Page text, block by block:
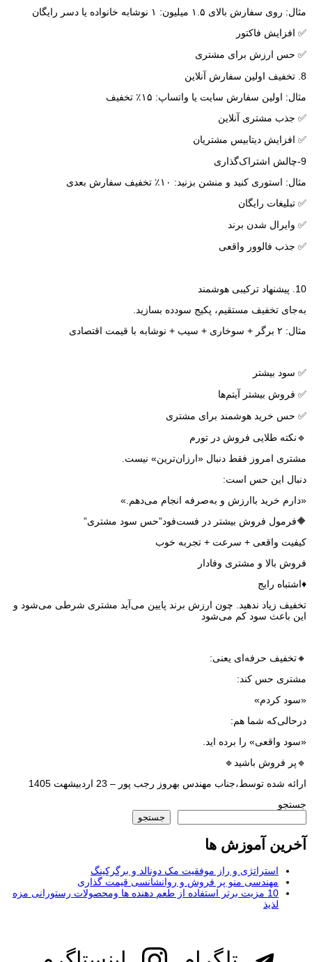
مثال: روی سفارش بالای ۱.۵ میلیون: ۱ نوشابه خانواده یا دسر رایگان
✅ افزایش فاکتور
✅ حس ارزش برای مشتری
8. تخفیف اولین سفارش آنلاین
مثال: اولین سفارش سایت یا واتساپ: ۱۵٪ تخفیف
✅ جذب مشتری آنلاین
✅ افزایش دیتابیس مشتریان
9-چالش اشتراک‌گذاری
مثال: استوری کنید و منشن بزنید: ۱۰٪ تخفیف سفارش بعدی
✅ تبلیغات رایگان
✅ وایرال شدن برند
✅ جذب فالوور واقعی
10. پیشنهاد ترکیبی هوشمند
به‌جای تخفیف مستقیم، پکیج سودده بسازید.
مثال: ۲ برگر + سوخاری + سیب + نوشابه با قیمت اقتصادی
✅ سود بیشتر
✅ فروش بیشتر آیتم‌ها
✅ حس خرید هوشمند برای مشتری
🔹نکته طلایی فروش در تورم
مشتری امروز فقط دنبال «ارزان‌ترین» نیست.
دنبال این حس است:
«دارم خرید باارزش و به‌صرفه انجام می‌دهم.»
🔶فرمول فروش بیشتر در فست‌فود”حس سود مشتری”
کیفیت واقعی + سرعت + تجربه خوب
فروش بالا و مشتری وفادار
♦️اشتباه رایج
تخفیف زیاد ندهید. چون ارزش برند پایین می‌آید مشتری شرطی می‌شود و
این باعث سود کم می‌شود
🔸تخفیف حرفه‌ای یعنی:
مشتری حس کند:
«سود کردم»
درحالی‌که شما هم:
«سود واقعی» را برده اید.
🔹پر فروش باشید🔹
ارائه شده توسط،جناب مهندس بهروز رجب پور – 23 اردبیشهت 1405
جستجو
جستجو
آخرین آموزش ها
استراتژی و راز موفقیت مک دونالد و برگرکینگ
مهندسی منو پر فروش و روانشانسی قیمت گذاری
10 مزیت برتر استفاده از طعم دهنده ها ومحصولات رستورانی مزه
لذیذ